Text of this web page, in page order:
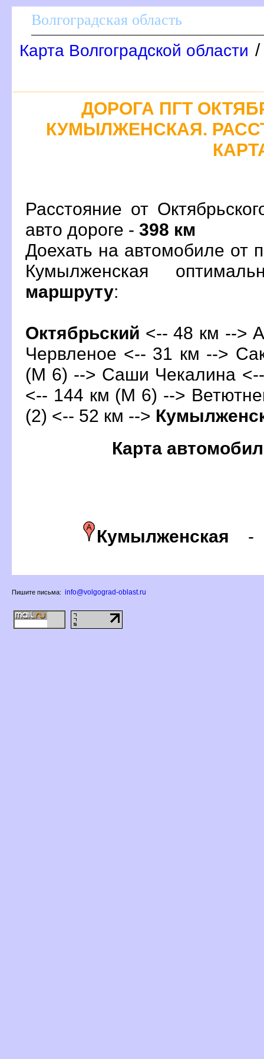
олгоградская область
Карта Волгоградской области /
ДОРОГА ПГТ
КУМЫЛЖЕНСКАЯ.
Расстояние от
авто дороге - 398 км
Доехать на автомобиле от
Кумылженская
маршруту:
Октябрьский <-- 48 км -->
Червленое <-- 31 км -->
(М 6) --> Саши Чекалина
<-- 144 км (М 6) -->
(2) <-- 52 км -->
Карта
Кумылженская
Пишите письма: info@volgograd-oblast.ru